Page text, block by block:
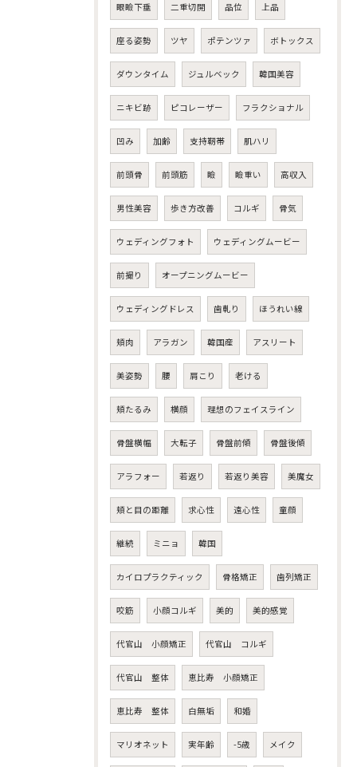
眼瞼下垂 二重切開 品位 上品
座る姿勢 ツヤ ポテンツァ ボトックス
ダウンタイム ジュルベック 韓国美容
ニキビ跡 ピコレーザー フラクショナル
凹み 加齢 支持靭帯 肌ハリ
前頭骨 前頭筋 瞼 瞼重い 高収入
男性美容 歩き方改善 コルギ 骨気
ウェディングフォト ウェディングムービー
前撮り オープニングムービー
ウェディングドレス 歯軋り ほうれい線
頬肉 アラガン 韓国産 アスリート
美姿勢 腰 肩こり 老ける
頬たるみ 横顔 理想のフェイスライン
骨盤横幅 大転子 骨盤前傾 骨盤後傾
アラフォー 若返り 若返り美容 美魔女
頬と目の距離 求心性 遠心性 童顔
継続 ミニョ 韓国
カイロプラクティック 骨格矯正 歯列矯正
咬筋 小顔コルギ 美的 美的感覚
代官山 小顔矯正 代官山 コルギ
代官山 整体 恵比寿 小顔矯正
恵比寿 整体 白無垢 和婚
マリオネット 実年齢 -5歳 メイク